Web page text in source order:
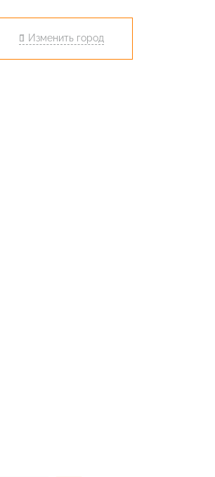
Изменить город